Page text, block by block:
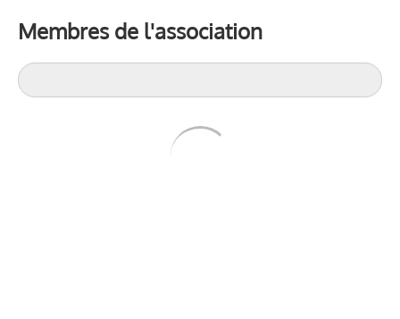
Membres de l'association